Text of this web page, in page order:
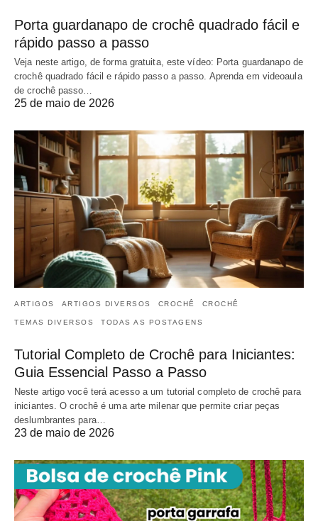
Porta guardanapo de crochê quadrado fácil e
rápido passo a passo
Veja neste artigo, de forma gratuita, este vídeo: Porta guardanapo de
crochê quadrado fácil e rápido passo a passo. Aprenda em videoaula
de crochê passo…
25 de maio de 2026
ARTIGOS ARTIGOS DIVERSOS CROCHÊ CROCHÊ
TEMAS DIVERSOS TODAS AS POSTAGENS
Tutorial Completo de Crochê para Iniciantes:
Guia Essencial Passo a Passo
Neste artigo você terá acesso a um tutorial completo de crochê para
iniciantes. O crochê é uma arte milenar que permite criar peças
deslumbrantes para…
23 de maio de 2026